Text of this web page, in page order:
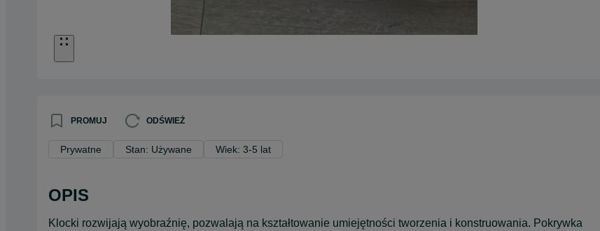
PROMUJ ODŚWIEŻ
Prywatne Stan: Używane Wiek: 3-5 lat
OPIS
Klocki rozwijają wyobraźnię, pozwalają na kształtowanie umiejętności tworzenia i konstruowania. Pokrywka